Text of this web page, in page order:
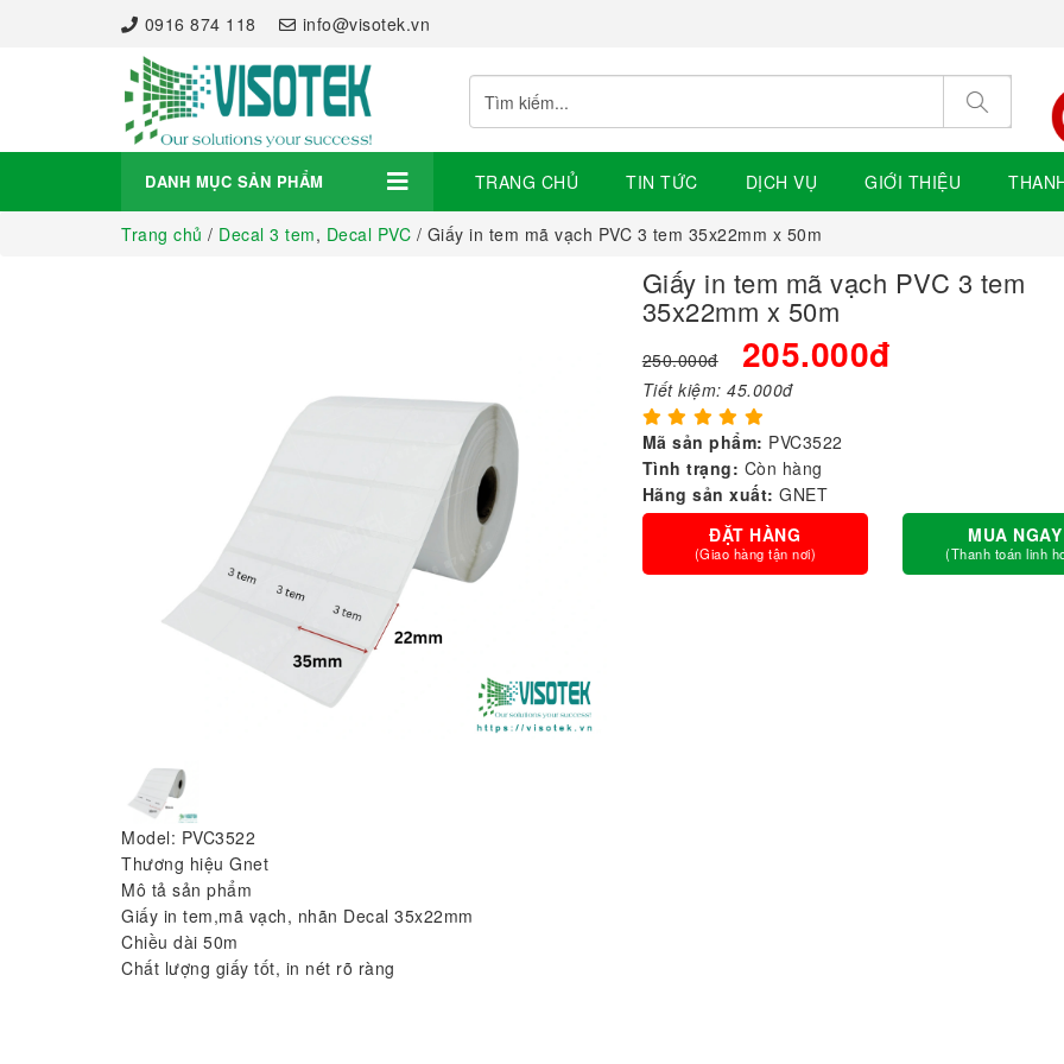
0916 874 118 info@visotek.vn
DANH MỤC SẢN PHẨM TRANG CHỦ TIN TỨC DỊCH VỤ GIỚI THIỆU
Trang chủ / Decal 3 tem, Decal PVC / Giấy in tem mã vạch PVC 3 tem 35x22mm x 50m
Giấy in tem mã vạch PVC 3 tem
35x22mm x 50m
250.000đ 205.000đ
Tiết kiệm:45.000đ
Mã sản phẩm: PVC3522
Tình trạng: Còn hàng
Hãng sản xuất: GNET
ĐẶT HÀNG
(Giao hàng tận nơi)
MUA NGAY
(Thanh toán linh
Model: PVC3522
Thương hiệu Gnet
Mô tả sản phẩm
Giấy in tem,mã vạch, nhãn Decal 35x22mm
Chiều dài 50m
Chất lượng giấy tốt, in nét rõ ràng